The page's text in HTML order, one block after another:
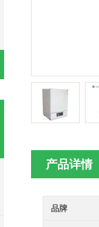
产品详情
品牌